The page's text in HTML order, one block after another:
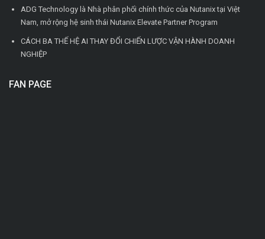
ADG Technology là Nhà phân phối chính thức của Nutanix tại Việt
Nam, mở rộng hệ sinh thái Nutanix Elevate Partner Program
CÁCH BA THẾ HỆ AI THAY ĐỔI CHIẾN LƯỢC VẬN HÀNH DOANH
NGHIỆP
FAN PAGE